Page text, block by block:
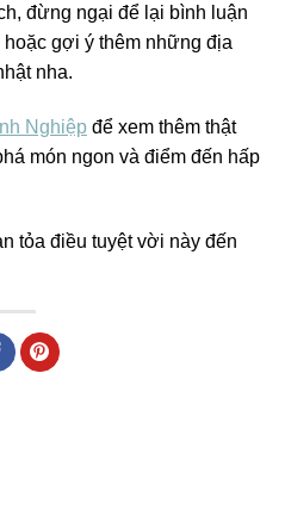
đừng ngại để lại bình luận
gợi ý thêm những địa
nha.
Nghiệp để xem thêm thật
món ngon và điểm đến hấp
tỏa điều tuyệt vời này đến